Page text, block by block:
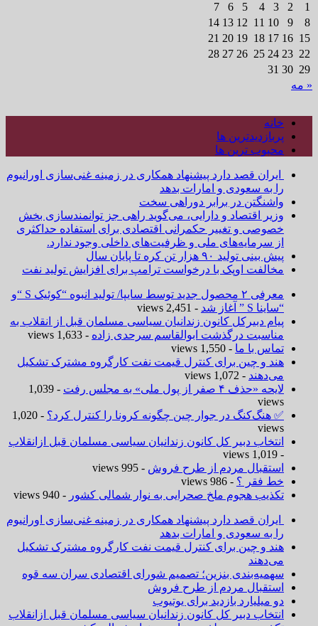
1
2
3
4
5
6
7
8
9
10
11
12
13
14
15
16
17
18
19
20
21
22
23
24
25
26
27
28
29
30
31
« مه
خانه
پربازدیدترین ها
محبوب ترین ها
ایران قصد دارد پیشنهاد همکاری در زمینه غنی‌سازی اورانیوم
را به سعودی و امارات بدهد
واشنگتن در برابر دوراهی سخت
وزیر اقتصاد و دارایی، می‌گوید راهی جز توانمندسازی بخش
خصوصی و تغییر حکمرانی اقتصادی برای استفاده حداکثری
از سرمایه‌های ملی و ظرفیت‌های داخلی وجود ندارد.
پیش بینی تولید ۹۰ هزار تن کره تا پایان سال
مخالفت اوپک با درخواست ترامپ برای افزایش تولید نفت
معرفی ۲ محصول جدید توسط سایپا/ تولید انبوه “کوئیک S “و
“ساینا S ” آغاز شد
- 2,451 views
پیام دبیرکل کانون زندانیان سیاسی مسلمان قبل از انقلاب به
مناسبت درگذشت ابوالقاسم سرحدی زاده - 1,633 views
تماس با ما - 1,550 views
هند و چین برای کنترل قیمت نفت کارگروه مشترک تشکیل
می‌دهند - 1,072 views
لایحه «حذف ۴ صفر از پول ملی» به مجلس رفت
- 1,039
views
✅ هنگ‌کنگ در جوار چین چگونه کرونا را کنترل کرد؟
- 1,020
views
انتخاب دبیر کل کانون زندانیان سیاسی مسلمان قبل ازانقلاب
- 1,019 views
استقبال مردم از طرح فروش - 995 views
خط فقر ؟ - 986 views
تکذیب هجوم ملخ صحرایی به نوار شمالی کشور - 940 views
ایران قصد دارد پیشنهاد همکاری در زمینه غنی‌سازی اورانیوم
را به سعودی و امارات بدهد
هند و چین برای کنترل قیمت نفت کارگروه مشترک تشکیل
می‌دهند
سهمیه‌بندی بنزین؛ تصمیم شورای اقتصادی سران سه قوه
استقبال مردم از طرح فروش
دو میلیارد بازدید برای یوتیوب
انتخاب دبیر کل کانون زندانیان سیاسی مسلمان قبل ازانقلاب